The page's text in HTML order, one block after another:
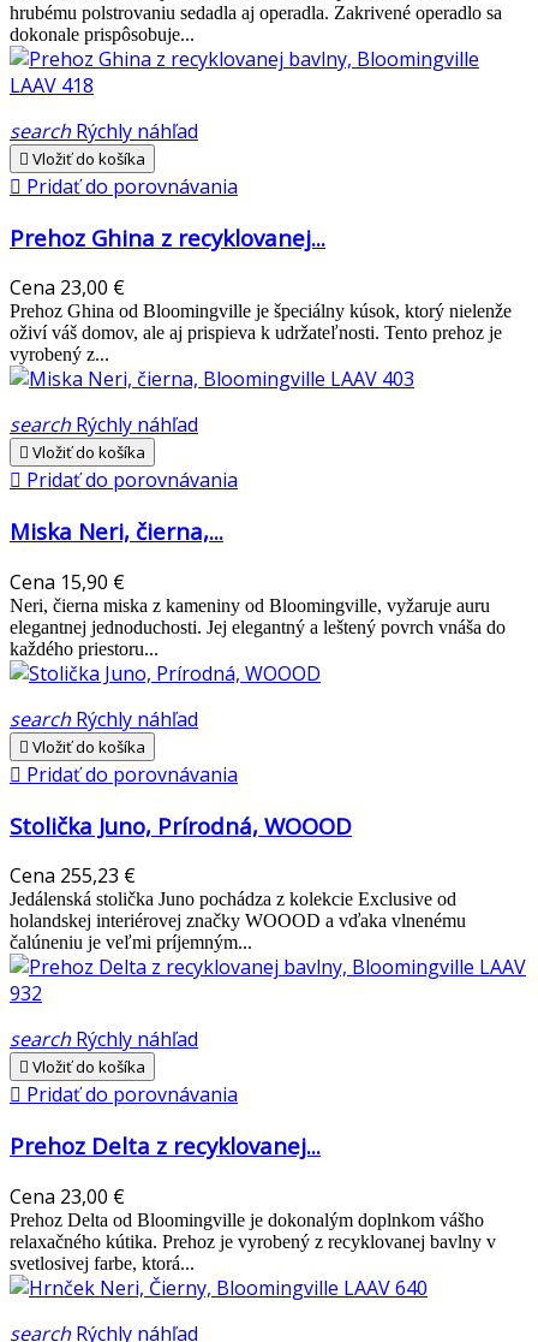
hrubému polstrovaniu sedadla aj operadla. Zakrivené operadlo sa
dokonale prispôsobuje...
search Rýchly náhľad
 Vložiť do košíka
 Pridať do porovnávania
Prehoz Ghina z recyklovanej...
Cena 23,00 €
Prehoz Ghina od Bloomingville je špeciálny kúsok, ktorý nielenže
oživí váš domov, ale aj prispieva k udržateľnosti. Tento prehoz je
vyrobený z...
search Rýchly náhľad
 Vložiť do košíka
 Pridať do porovnávania
Miska Neri, čierna,...
Cena 15,90 €
Neri, čierna miska z kameniny od Bloomingville, vyžaruje auru
elegantnej jednoduchosti. Jej elegantný a leštený povrch vnáša do
každého priestoru...
search Rýchly náhľad
 Vložiť do košíka
 Pridať do porovnávania
Stolička Juno, Prírodná, WOOOD
Cena 255,23 €
Jedálenská stolička Juno pochádza z kolekcie Exclusive od
holandskej interiérovej značky WOOOD a vďaka vlnenému
čalúneniu je veľmi príjemným...
search Rýchly náhľad
 Vložiť do košíka
 Pridať do porovnávania
Prehoz Delta z recyklovanej...
Cena 23,00 €
Prehoz Delta od Bloomingville je dokonalým doplnkom vášho
relaxačného kútika. Prehoz je vyrobený z recyklovanej bavlny v
svetlosivej farbe, ktorá...
search Rýchly náhľad